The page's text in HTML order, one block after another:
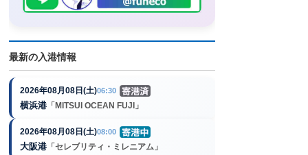
最新の入港情報
2026年08月08日(土)06:30
横浜港 「MITSUI OCEAN FUJI」
2026年08月08日(土)08:00
大阪港 「セレブリティ・ミレニアム」